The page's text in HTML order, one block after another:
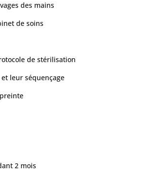
des mains
de soins
de stérilisation
leur séquençage
2 mois